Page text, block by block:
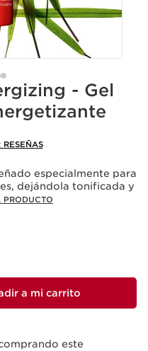
- Gel
RESEÑAS
especialmente para
dejándola tonificada y
PRODUCTO
a mi carrito
este